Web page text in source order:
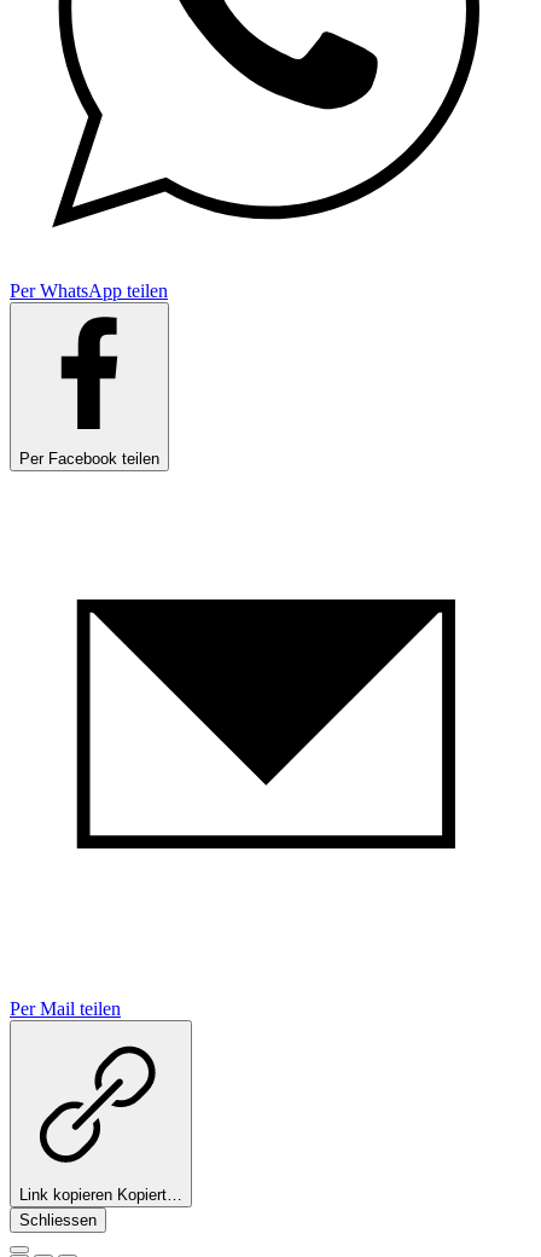
Per WhatsApp teilen
Per Facebook teilen
Per Mail teilen
Link kopieren Kopiert…
Schliessen